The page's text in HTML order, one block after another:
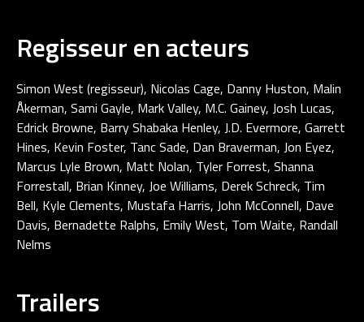
Regisseur en acteurs
Simon West (regisseur), Nicolas Cage, Danny Huston, Malin
Åkerman, Sami Gayle, Mark Valley, M.C. Gainey, Josh Lucas,
Edrick Browne, Barry Shabaka Henley, J.D. Evermore, Garrett
Hines, Kevin Foster, Tanc Sade, Dan Braverman, Jon Eyez,
Marcus Lyle Brown, Matt Nolan, Tyler Forrest, Shanna
Forrestall, Brian Kinney, Joe Williams, Derek Schreck, Tim
Bell, Kyle Clements, Mustafa Harris, John McConnell, Dave
Davis, Bernadette Ralphs, Emily West, Tom Waite, Randall
Nelms
Trailers